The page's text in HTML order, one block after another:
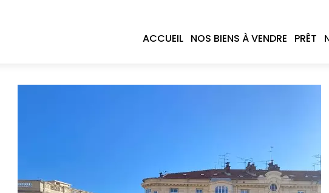
ACCUEIL NOS BIENS À VENDRE PRÊT